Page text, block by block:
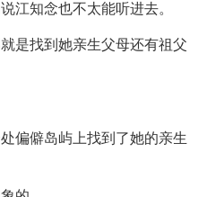
江知念也不太能听进去。
是找到她亲生父母还有祖父
偏僻岛屿上找到了她的亲生